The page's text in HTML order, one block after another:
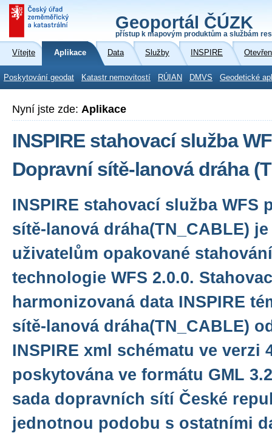
Geoportál ČÚZK
přístup k mapovým produktům a službám
Vítejte Aplikace Data Služby INSPIRE
Poskytování geodat Katastr nemovitostí RÚIAN DMVS Geodetické
Nyní jste zde: Aplikace
INSPIRE stahovací služba
Dopravní sítě-lanová dráha
INSPIRE stahovací služba WFS
sítě-lanová dráha(TN_CABLE)
uživatelům opakované
technologie WFS 2.0.0.
harmonizovaná data INSPIRE
sítě-lanová dráha(TN_CABLE)
INSPIRE xml schématu ve verzi
poskytována ve formátu GML
sada dopravních sítí České
jednotnou podobu s ostatními